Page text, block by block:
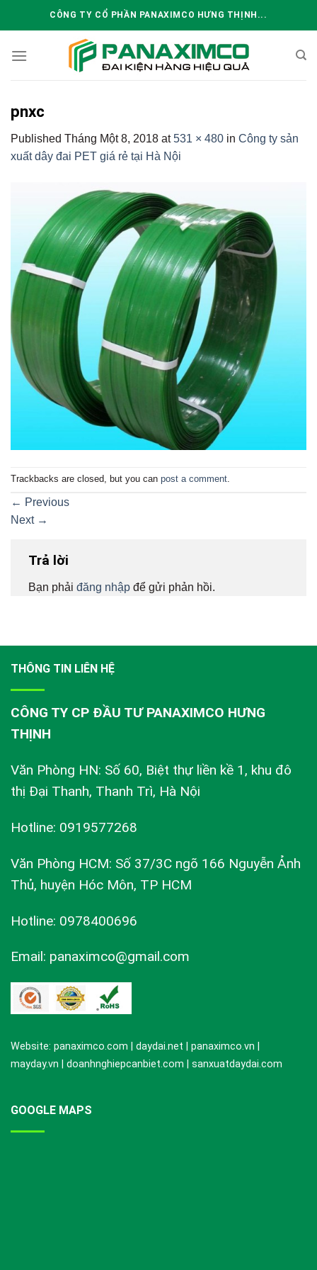
CÔNG TY CỔ PHẦN PANAXIMCO HƯNG THỊNH...
pnxc
Published Tháng Một 8, 2018 at531 × 480 in Công ty sản
xuất dây đai PET giá rẻ tại Hà Nội
Trackbacks are closed, but you can post a comment.
← Previous
Next →
Trả lời
Bạn phải đăng nhập để gửi phản hồi.
THÔNG TIN LIÊN HỆ
CÔNG TY CP ĐẦU TƯ PANAXIMCO HƯNG
THỊNH
Văn Phòng HN: Số 60, Biệt thự liền kề 1, khu đô
thị Đại Thanh, Thanh Trì, Hà Nội
Hotline: 0919577268
Văn Phòng HCM: Số 37/3C ngõ 166 Nguyễn Ảnh
Thủ, huyện Hóc Môn, TP HCM
Hotline: 0978400696
Email: panaximco@gmail.com
Website: panaximco.com | daydai.net | panaximco.vn |
mayday.vn | doanhnghiepcanbiet.com | sanxuatdaydai.com
GOOGLE MAPS